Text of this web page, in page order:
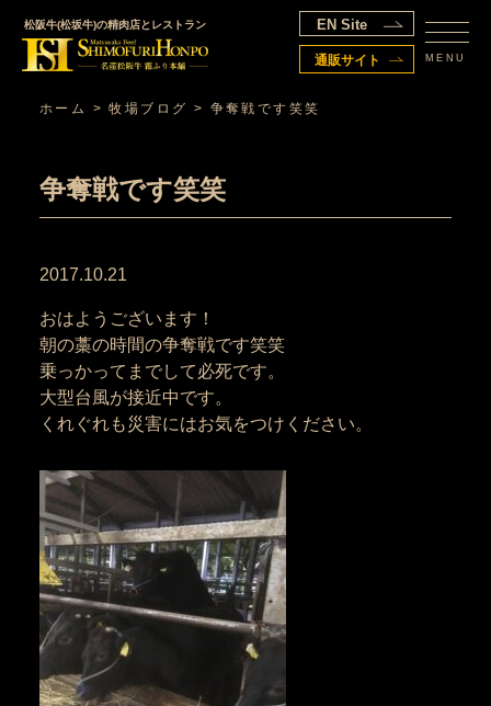
松阪牛(松坂牛)の精肉店とレストラン
通販サイト
EN Site
MENU
ホーム >牧場ブログ > 争奪戦です笑笑
争奪戦です笑笑
2017.10.21
おはようございます！
朝の藁の時間の争奪戦です笑笑
乗っかってまでして必死です。
大型台風が接近中です。
くれぐれも災害にはお気をつけください。